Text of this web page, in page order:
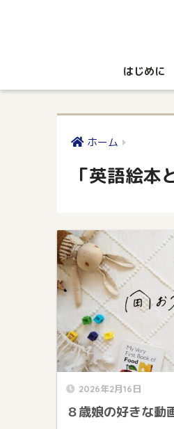
はじめに
ホーム
「英語絵本
2026年2月16日
８歳娘の好きな